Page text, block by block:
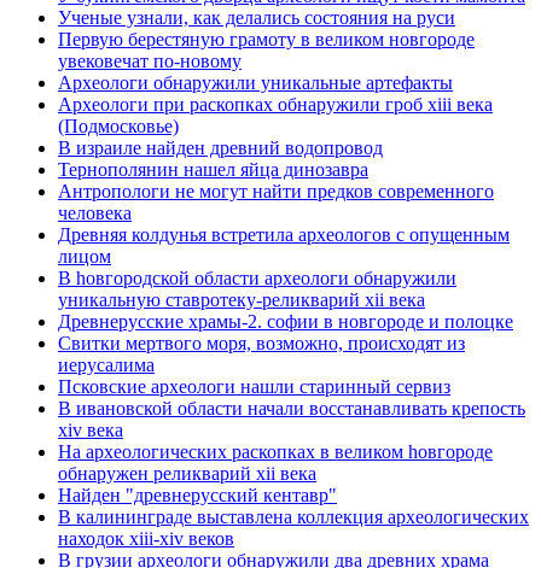
Ученые узнали, как делались состояния на руси
Первую берестяную грамоту в великом новгороде
увековечат по-новому
Археологи обнаружили уникальные артефакты
Археологи при раскопках обнаружили гроб xiii века
(Подмосковье)
В израиле найден древний водопровод
Тернополянин нашел яйца динозавра
Антропологи не могут найти предков современного
человека
Древняя колдунья встретила археологов с опущенным
лицом
В hовгородской области археологи обнаружили
уникальную ставротеку-реликварий xii века
Древнерусские храмы-2. софии в новгороде и полоцке
Свитки мертвого моря, возможно, происходят из
иерусалима
Псковские археологи нашли старинный сервиз
В ивановской области начали восстанавливать крепость
xiv века
Hа археологических раскопках в великом hовгороде
обнаружен реликварий xii века
Найден "древнерусский кентавр"
В калининграде выставлена коллекция археологических
находок xiii-xiv веков
В грузии археологи обнаружили два древних храма